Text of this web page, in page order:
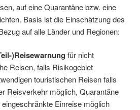
auf eine Quarantäne bzw. eine
Basis ist die Einschätzung des
auf alle Länder und Regionen:
)Reisewarnung für nicht
Reisen, falls Risikogebiet
touristischen Reisen falls
Reisverkehr möglich, Quarantäne
Einreise möglich